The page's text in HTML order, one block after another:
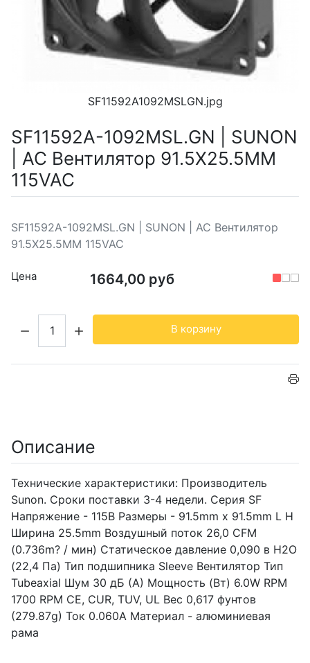
SF11592A1092MSLGN.jpg
SF11592A-1092MSL.GN | SUNON
| AC Вентилятор 91.5X25.5MM
115VAC
SF11592A-1092MSL.GN | SUNON | AC Вентилятор
91.5X25.5MM 115VAC
Цена 1664,00 руб
В корзину
Описание
Технические характеристики: Производитель
Sunon. Сроки поставки 3-4 недели. Серия SF
Напряжение - 115В Размеры - 91.5mm х 91.5mm L H
Ширина 25.5mm Воздушный поток 26,0 CFM
(0.736m? / мин) Статическое давление 0,090 в H2O
(22,4 Па) Тип подшипника Sleeve Вентилятор Тип
Tubeaxial Шум 30 дБ (А) Мощность (Вт) 6.0W RPM
1700 RPM CE, CUR, TUV, UL Вес 0,617 фунтов
(279.87g) Ток 0.060A Материал - алюминиевая
рама